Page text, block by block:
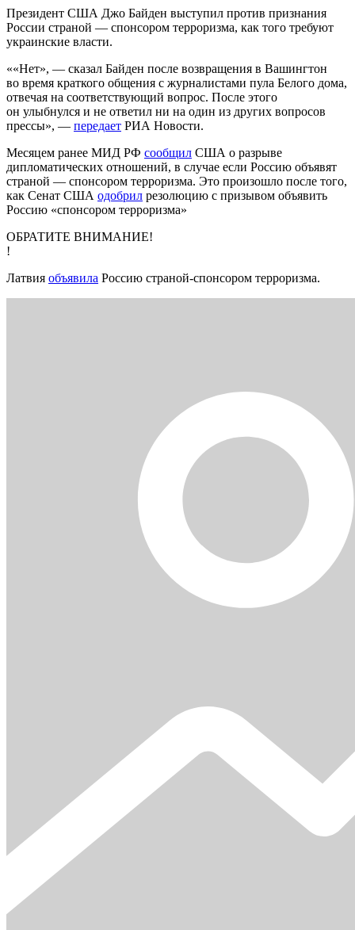
Президент США Джо Байден выступил против признания
России страной — спонсором терроризма, как того требуют
украинские власти.
««Нет», — сказал Байден после возвращения в Вашингтон
во время краткого общения с журналистами пула Белого дома,
отвечая на соответствующий вопрос. После этого
он улыбнулся и не ответил ни на один из других вопросов
прессы», — передает РИА Новости.
Месяцем ранее МИД РФ сообщил США о разрыве
дипломатических отношений, в случае если Россию объявят
страной — спонсором терроризма. Это произошло после того,
как Сенат США одобрил резолюцию с призывом объявить
Россию «спонсором терроризма»
ОБРАТИТЕ ВНИМАНИЕ!
!
Латвия объявила Россию страной-спонсором терроризма.